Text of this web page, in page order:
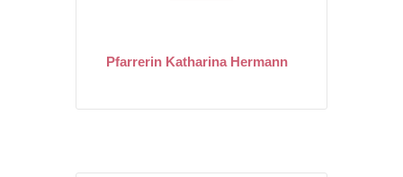
Pfarrerin Katharina Hermann